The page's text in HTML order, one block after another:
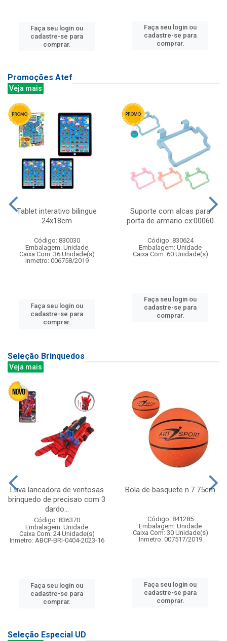
Faça seu login ou
cadastre-se para
comprar.
Faça seu login ou
cadastre-se para
comprar.
Promoções Atef
Veja mais
Tablet interativo bilingue
24x18cm
Código: 830030
Embalagem: Unidade
Caixa Com: 36 Unidade(s)
Inmetro: 006758/2019
Faça seu login ou
cadastre-se para
comprar.
Suporte com alcas para
porta de armario cx:00060
Código: 830624
Embalagem: Unidade
Caixa Com: 60 Unidade(s)
Faça seu login ou
cadastre-se para
comprar.
Seleção Brinquedos
Veja mais
Luva lancadora de ventosas
brinquedo de precisao com 3
dardo...
Código: 836370
Embalagem: Unidade
Caixa Com: 24 Unidade(s)
Inmetro: ABCP-BRI-0404-2023-16
Faça seu login ou
cadastre-se para
comprar.
Bola de basquete n.7 75cm
Código: 841285
Embalagem: Unidade
Caixa Com: 30 Unidade(s)
Inmetro: 007517/2019
Faça seu login ou
cadastre-se para
comprar.
Seleção Especial UD